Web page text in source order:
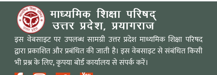
इस वेबसाइट पर उपलब्ध सामग्री उत्तर प्रदेश माध्यमिक शिक्षा परिषद
द्वारा प्रकाशित और प्रबंधित की जाती है। इस वेबसाइट से संबंधित किसी
भी प्रश्न के लिए, कृपया बोर्ड कार्यालय से संपर्क करें।